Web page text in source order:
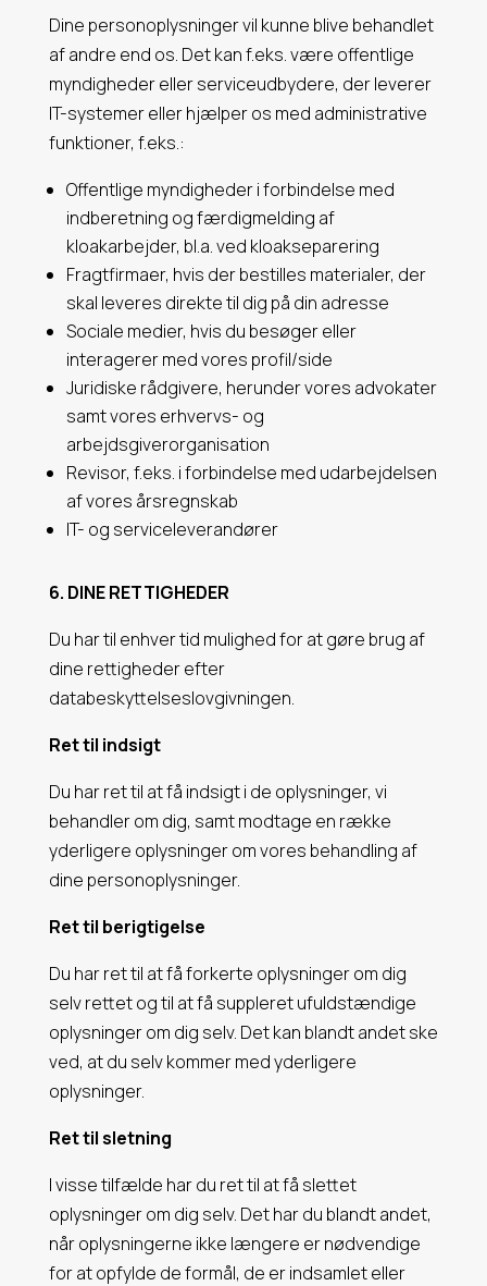
Dine personoplysninger vil kunne blive behandlet
af andre end os. Det kan f.eks. være offentlige
myndigheder eller serviceudbydere, der leverer
IT-systemer eller hjælper os med administrative
funktioner, f.eks.:
Offentlige myndigheder i forbindelse med
indberetning og færdigmelding af
kloakarbejder, bl.a. ved kloakseparering
Fragtfirmaer, hvis der bestilles materialer, der
skal leveres direkte til dig på din adresse
Sociale medier, hvis du besøger eller
interagerer med vores profil/side
Juridiske rådgivere, herunder vores advokater
samt vores erhvervs- og
arbejdsgiverorganisation
Revisor, f.eks. i forbindelse med udarbejdelsen
af vores årsregnskab
IT- og serviceleverandører
6. DINE RETTIGHEDER
Du har til enhver tid mulighed for at gøre brug af
dine rettigheder efter
databeskyttelseslovgivningen.
Ret til indsigt
Du har ret til at få indsigt i de oplysninger, vi
behandler om dig, samt modtage en række
yderligere oplysninger om vores behandling af
dine personoplysninger.
Ret til berigtigelse
Du har ret til at få forkerte oplysninger om dig
selv rettet og til at få suppleret ufuldstændige
oplysninger om dig selv. Det kan blandt andet ske
ved, at du selv kommer med yderligere
oplysninger.
Ret til sletning
I visse tilfælde har du ret til at få slettet
oplysninger om dig selv. Det har du blandt andet,
når oplysningerne ikke længere er nødvendige
for at opfylde de formål, de er indsamlet eller